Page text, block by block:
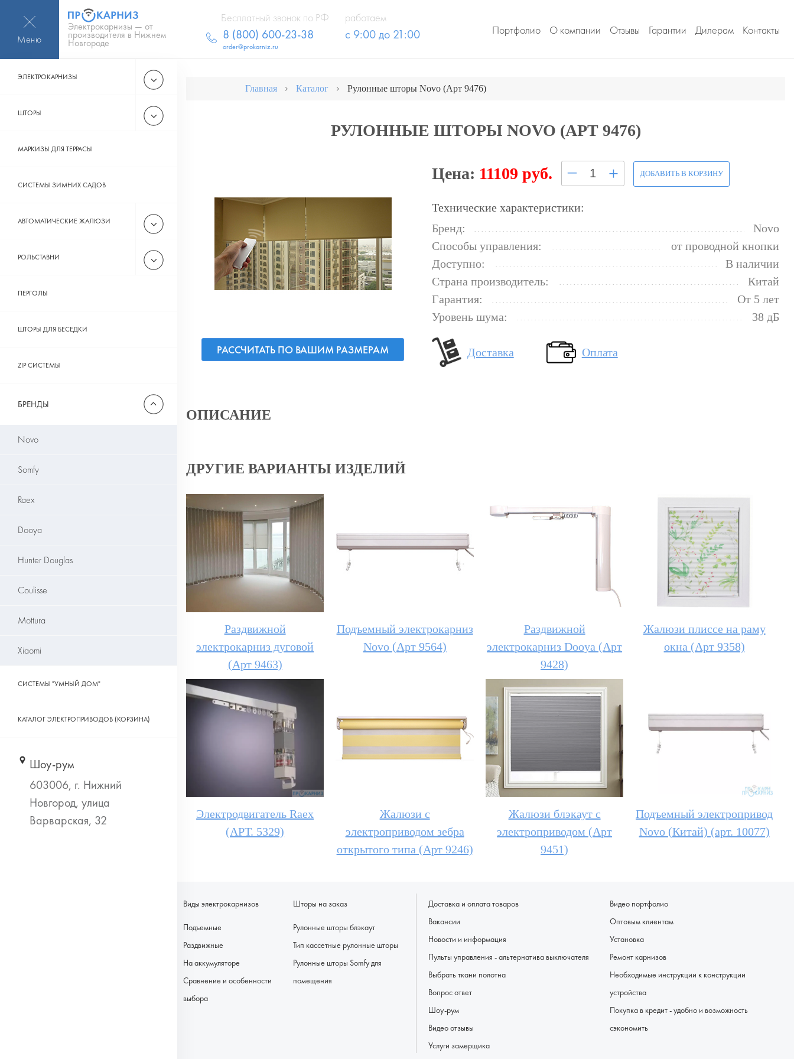
Меню
Электрокарнизы — от
производителя в Нижнем
Новгороде
Бесплатный звонок по РФ
8 (800) 600-23-38
order@prokarniz.ru
работаем
с 9:00 до 21:00 Портфолио О компании Отзывы Гарантии Дилерам Контакты
ЭЛЕКТРОКАРНИЗЫ
ШТОРЫ
МАРКИЗЫ ДЛЯ ТЕРРАСЫ
СИСТЕМЫ ЗИМНИХ САДОВ
АВТОМАТИЧЕСКИЕ ЖАЛЮЗИ
РОЛЬСТАВНИ
ПЕРГОЛЫ
ШТОРЫ ДЛЯ БЕСЕДКИ
ZIP СИСТЕМЫ
БРЕНДЫ
Novo
Somfy
Raex
Dooya
Hunter Douglas
Coulisse
Mottura
Xiaomi
СИСТЕМЫ "УМНЫЙ ДОМ"
КАТАЛОГ ЭЛЕКТРОПРИВОДОВ (КОРЗИНА)
Главная Каталог Рулонные шторы Novo (Арт 9476)
РУЛОННЫЕ ШТОРЫ NOVO (АРТ 9476)
РАССЧИТАТЬ ПО ВАШИМ РАЗМЕРАМ
Цена: 11109 руб. – + ДОБАВИТЬ В КОРЗИНУ
Технические характеристики:
Бренд:
Novo
Способы управления:
от проводной кнопки
Доступно:
В наличии
Страна производитель:
Китай
Гарантия:
От 5 лет
Уровень шума:
38 дБ
Доставка Оплата
ОПИСАНИЕ
ДРУГИЕ ВАРИАНТЫ ИЗДЕЛИЙ
Раздвижной
электрокарниз дуговой
(Арт 9463)
Подъемный электрокарниз
Novo (Арт 9564)
Раздвижной
электрокарниз Dooya (Арт
9428)
Жалюзи плиссе на раму
окна (Арт 9358)
Электродвигатель Raex
(АРТ. 5329)
Жалюзи с
электроприводом зебра
открытого типа (Арт 9246)
Жалюзи блэкаут с
электроприводом (Арт
9451)
Подъемный электропривод
Novo (Китай) (арт. 10077)
Виды электрокарнизов
Подъемные
Раздвижные
На аккумуляторе
Сравнение и особенности
выбора
Шторы на заказ
Рулонные шторы блэкаут
Тип кассетные рулонные шторы
Рулонные шторы Somfy для
помещения
Доставка и оплата товаров
Вакансии
Новости и информация
Пульты управления - альтернатива выключателя
Выбрать ткани полотна
Вопрос ответ
Шоу-рум
Видео отзывы
Услуги замерщика
Видео портфолио
Оптовым клиентам
Установка
Ремонт карнизов
Необходимые инструкции к конструкции
устройства
Покупка в кредит - удобно и возможность
сэкономить